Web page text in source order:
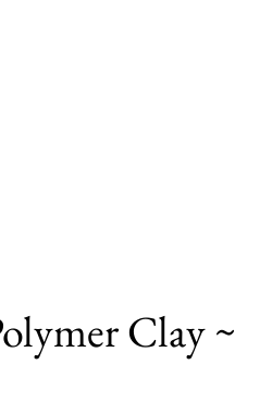
Clay ~